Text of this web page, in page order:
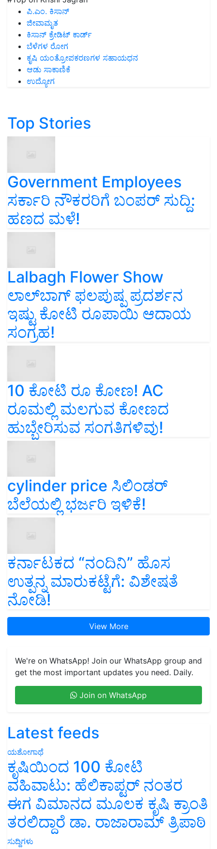
ಪಿ.ಎಂ. ಕಿಸಾನ್
ಜೀವಾಮೃತ
ಕಿಸಾನ್ ಕ್ರೇಡಿಟ್ ಕಾರ್ಡ್
ಬೆಳೆಗಳ ರೋಗ
ಕೃಷಿ ಯಂತ್ರೋಪಕರಣಗಳ ಸಹಾಯಧನ
ಆಡು ಸಾಕಾಣಿಕೆ
ಉದ್ಯೋಗ
Top Stories
Government Employees
ಸರ್ಕಾರಿ ನೌಕರರಿಗೆ ಬಂಪರ್‌ ಸುದ್ದಿ:
ಹಣದ ಮಳೆ!
Lalbagh Flower Show
ಲಾಲ್‌ಬಾಗ್ ಫಲಪುಷ್ಪ ಪ್ರದರ್ಶನ
ಇಷ್ಟು ಕೋಟಿ ರೂಪಾಯಿ ಆದಾಯ
ಸಂಗ್ರಹ!
10 ಕೋಟಿ ರೂ ಕೋಣ! AC
ರೂಮಲ್ಲಿ ಮಲಗುವ ಕೋಣದ
ಹುಬ್ಬೇರಿಸುವ ಸಂಗತಿಗಳಿವು!
cylinder price ಸಿಲಿಂಡರ್‌
ಬೆಲೆಯಲ್ಲಿ ಭರ್ಜರಿ ಇಳಿಕೆ!
ಕರ್ನಾಟಕದ “ನಂದಿನಿ” ಹೊಸ
ಉತ್ಪನ್ನ ಮಾರುಕಟ್ಟೆಗೆ: ವಿಶೇಷತೆ
ನೋಡಿ!
View More
We're on WhatsApp! Join our WhatsApp group and
get the most important updates you need. Daily.
Join on WhatsApp
Latest feeds
ಯಶೋಗಾಥೆ
ಕೃಷಿಯಿಂದ 100 ಕೋಟಿ
ವಹಿವಾಟು: ಹೆಲಿಕಾಪ್ಟರ್ ನಂತರ
ಈಗ ವಿಮಾನದ ಮೂಲಕ ಕೃಷಿ ಕ್ರಾಂತಿ
ತರಲಿದ್ದಾರೆ ಡಾ. ರಾಜಾರಾಮ್ ತ್ರಿಪಾಠಿ
ಸುದ್ದಿಗಳು